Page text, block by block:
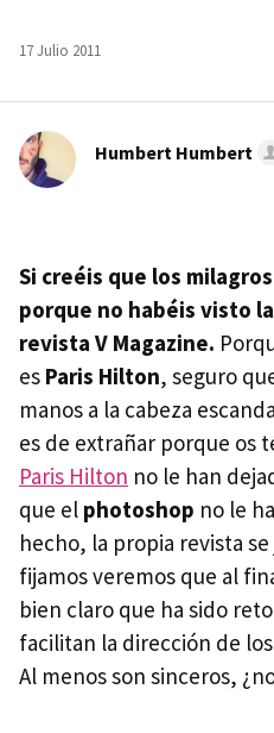
17 Julio 2011
Humbert Humbert
Si creéis que los
porque no habéis visto
revista V Magazine.
es Paris Hilton, seguro
manos a la cabeza
es de extrañar porque os
Paris Hilton no le han
que el photoshop no le
hecho, la propia revista
fijamos veremos que al
bien claro que ha sido
facilitan la dirección de
Al menos son sinceros,